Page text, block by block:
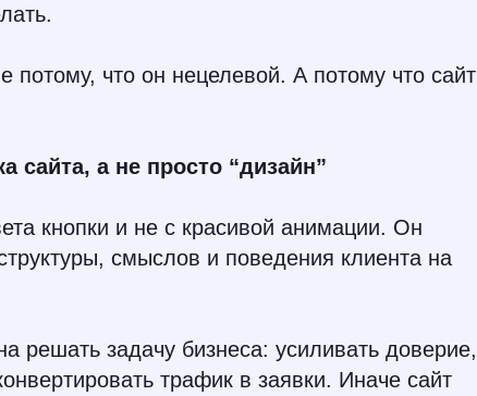
потому, что он нецелевой. А потому что сайт
сайта, а не просто “дизайн”
кнопки и не с красивой анимации. Он
смыслов и поведения клиента на
решать задачу бизнеса: усиливать доверие,
трафик в заявки. Иначе сайт